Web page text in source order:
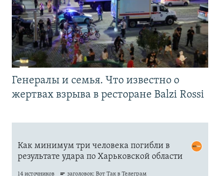
Генералы и семья. Что известно о
жертвах взрыва в ресторане Balzi Rossi